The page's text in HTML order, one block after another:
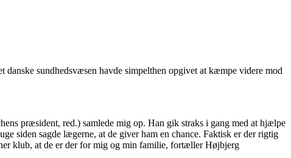
sundhedsvæsen havde simpelthen opgivet at kæmpe videre mod
præsident, red.) samlede mig op. Han gik straks i gang med at hjælpe
siden sagde lægerne, at de giver ham en chance. Faktisk er der rigtig
klub, at de er der for mig og min familie, fortæller Højbjerg